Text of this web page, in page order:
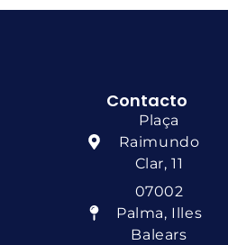
Contacto
Plaça
Raimundo
Clar, 11
07002
Palma, Illes
Balears